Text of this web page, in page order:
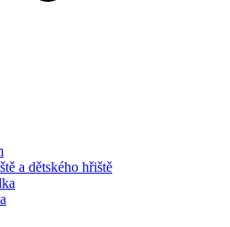
a dětského hřiště